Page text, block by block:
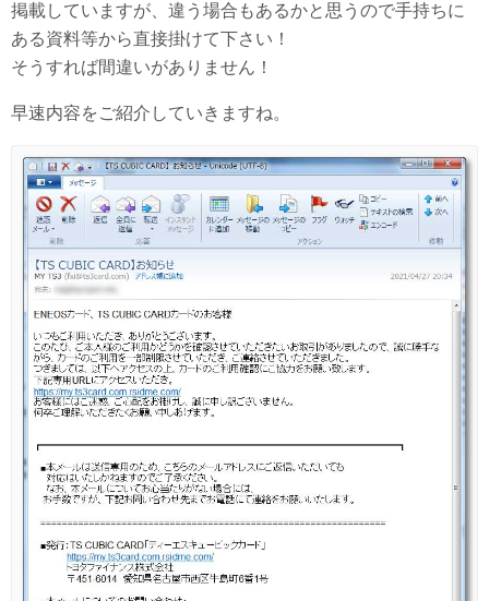
掲載していますが、違う場合もあるかと思うので手持ちに
ある資料等から直接掛けて下さい！
そうすれば間違いがありません！
早速内容をご紹介していきますね。